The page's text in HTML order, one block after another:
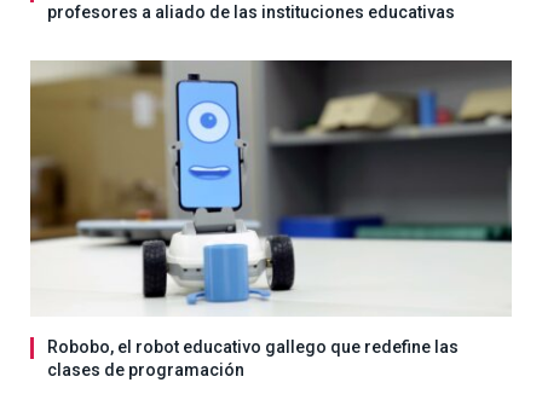
profesores a aliado de las instituciones educativas
Robobo, el robot educativo gallego que redefine las
clases de programación